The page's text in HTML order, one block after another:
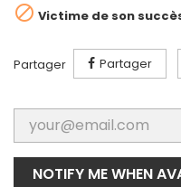
 Victime de son
Partager Partager
NOTIFY ME WHEN